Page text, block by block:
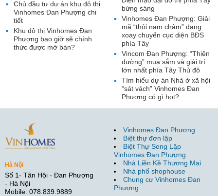
bừng sáng
Vinhomes Đan Phượng: Giải
mã “thỏi nam châm” đang
xoay chuyển cục diện BĐS
phía Tây
Vincom Đan Phượng: “Thiên
đường” mua sắm và giải trí
lớn nhất phía Tây Thủ đô
Tìm hiểu dự án Nhà ở xã hội
“sát vách” Vinhomes Đan
Phượng có gì hot?
Chủ đầu tư dự án khu đô thị
Vinhomes Đan Phượng chi
tiết
Khu đô thị Vinhomes Đan
Phượng bao giờ sẽ chính
thức được mở bán?
Hà Nội
Số 1- Tân Hội - Đan Phượng
- Hà Nội
Mobile: 078.839.9889
Vinhomes Đan Phượng
Biệt thự đơn lập
Biệt Thự Song Lập
Vinhomes Đan Phượng
Nhà Liền Kề Thương Mại
Nhà phố shophouse
Chung cư Vinhomes Đan
Phượng